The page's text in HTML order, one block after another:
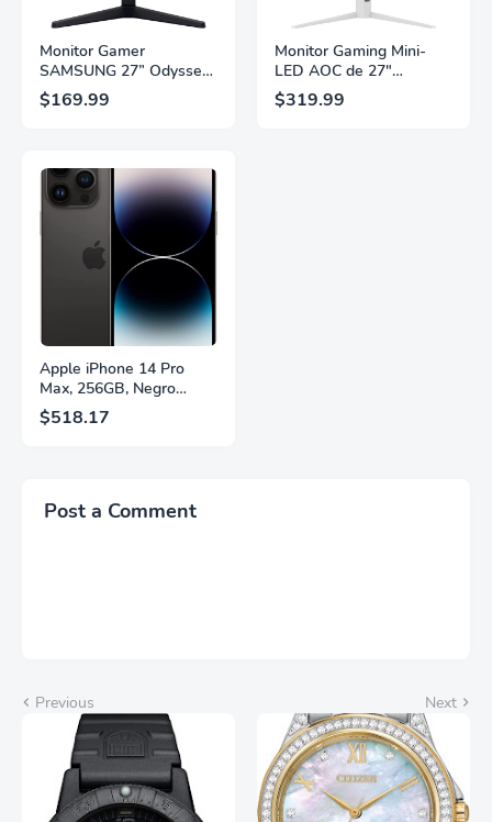
Monitor Gamer
SAMSUNG 27” Odyssey
G5 G53F con Resolución
QHD, HDR10,
Panel IPS, AMD
FreeSync™ Premium,
Ecualizador Negro,
Cambio Automático de
Fuente,
LS27FG532ENXZA
$169.99
Monitor Gaming Mini-
LED AOC de 27"
Pulgadas, QHD
2560×1440, 320Hz, 1ms
$319.99
Apple iPhone 14 Pro
Max, 256GB, Negro
Espacial - Desbloqueado
(Renovado)
$518.17
Post a Comment
Previous Next